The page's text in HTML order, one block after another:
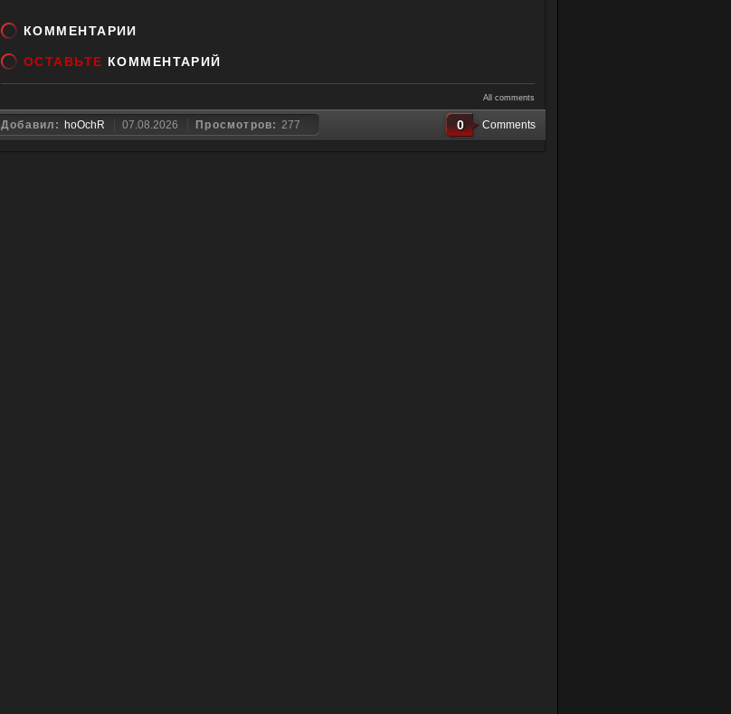
КОММЕНТАРИИ
ОСТАВЬТЕ КОММЕНТАРИЙ
All comments
Добавил: hoOchR 07.08.2026 Просмотров: 277 0 Comments